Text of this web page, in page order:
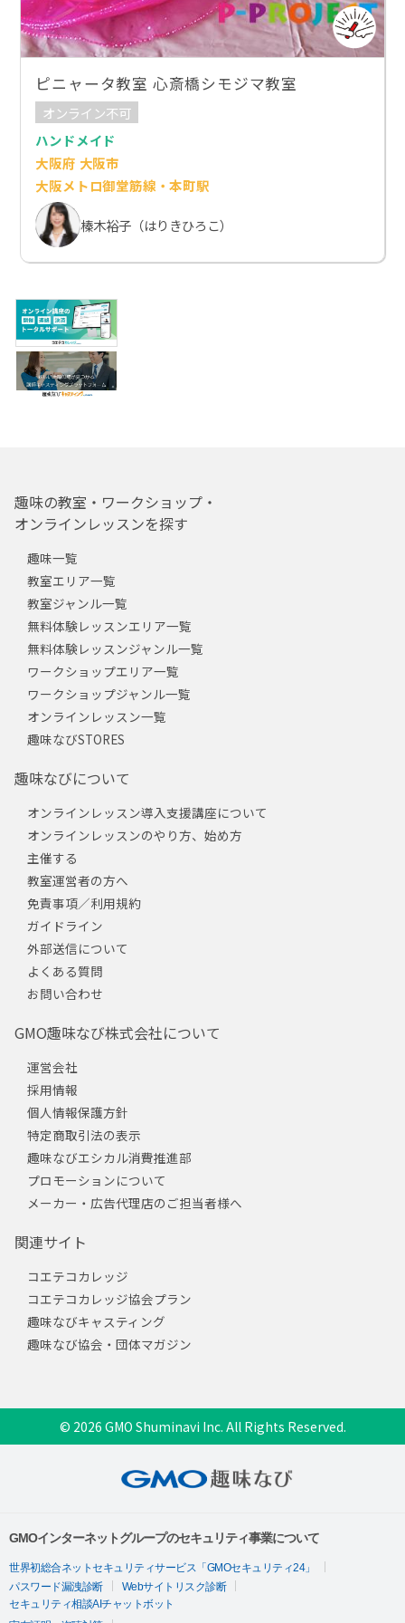
ピニャータ教室 心斎橋シモジマ教室
オンライン不可
ハンドメイド
大阪府 大阪市
大阪メトロ御堂筋線・本町駅
榛木裕子（はりきひろこ）
趣味の教室・ワークショップ・
オンラインレッスンを探す
趣味一覧
教室エリア一覧
教室ジャンル一覧
無料体験レッスンエリア一覧
無料体験レッスンジャンル一覧
ワークショップエリア一覧
ワークショップジャンル一覧
オンラインレッスン一覧
趣味なびSTORES
趣味なびについて
オンラインレッスン導入支援講座について
オンラインレッスンのやり方、始め方
主催する
教室運営者の方へ
免責事項／利用規約
ガイドライン
外部送信について
よくある質問
お問い合わせ
GMO趣味なび株式会社について
運営会社
採用情報
個人情報保護方針
特定商取引法の表示
趣味なびエシカル消費推進部
プロモーションについて
メーカー・広告代理店のご担当者様へ
関連サイト
コエテコカレッジ
コエテコカレッジ協会プラン
趣味なびキャスティング
趣味なび協会・団体マガジン
© 2026 GMO Shuminavi Inc. All Rights Reserved.